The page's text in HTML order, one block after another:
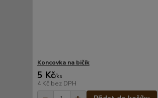
Koncovka na bičík
5 Kč/ks
4 Kč bez DPH